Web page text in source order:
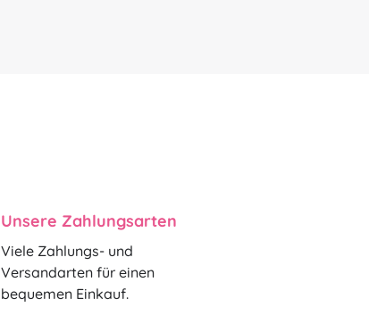
Unsere Zahlungsarten
Viele Zahlungs- und
Versandarten für einen
bequemen Einkauf.